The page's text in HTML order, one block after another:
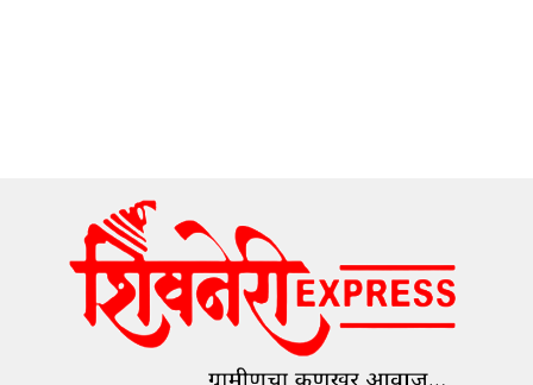
content